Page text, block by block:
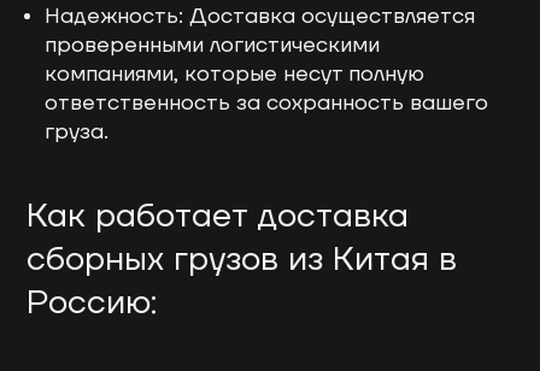
Надежность: Доставка осуществляется
проверенными логистическими
компаниями, которые несут полную
ответственность за сохранность вашего
груза.
Как работает доставка
сборных грузов из Китая в
Россию: